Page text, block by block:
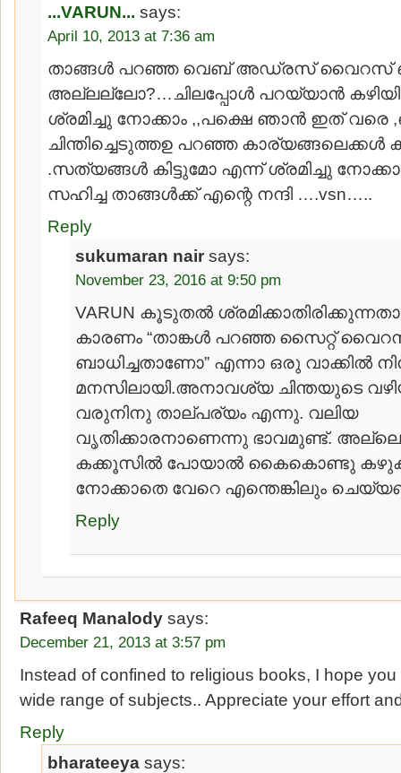
...VARUN... says:
April 10, 2013 at 7:36 am
താങ്ങള്‍ പറഞ്ഞ വെബ്‌ അഡ്രസ്‌ വൈറസ്‌
അല്ലല്ലോ?…ചിലപ്പോള്‍ പറയ്യാന്‍
ശ്രമിച്ചു നോക്കാം ,,പക്ഷെ ഞാന്‍ ഇത് വരെ
ചിന്തിച്ചെടുത്തഉ പറഞ്ഞ
.സത്യങ്ങള്‍ കിട്ടുമോ എന്ന് ശ്രമിച്ചു
സഹിച്ച താങ്ങള്‍ക്ക്‌ എന്റെ നന്ദി ….vsn…..
Reply
sukumaran nair says:
November 23, 2016 at 9:50 pm
VARUN കൂടുതല്‍
കാരണം “താങ്കള്‍ പറഞ്ഞ സൈറ്റ്
ബാധിച്ചതാണോ” എന്നാ ഒരു വാക്കില്‍
മനസിലായി.അനാവശ്യ ചിന്തയുടെ
വരുനിനു താല്പര്യം എന്നു. വലിയ
വൃതിക്കാരനാണെന്നു ഭാവമുണ്ട്.
കക്കൂസില്‍ പോയാല്‍ കൈകൊണ്ടു
നോക്കാതെ വേറെ എന്തെങ്കിലും
Reply
Rafeeq Manalody says:
December 21, 2013 at 3:57 pm
Instead of confined to religious books, I hope
wide range of subjects.. Appreciate your effort
Reply
bharateeya says: